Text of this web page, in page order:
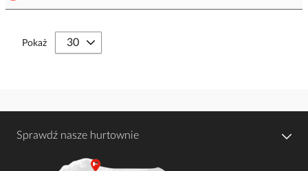
Pokaż
Sprawdź nasze hurtownie